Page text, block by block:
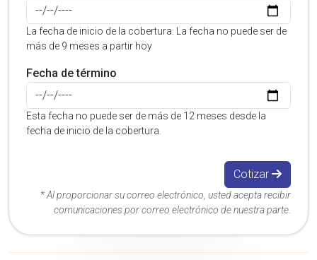
La fecha de inicio de la cobertura. La fecha no puede ser de
más de 9 meses a partir hoy
Fecha de término
Esta fecha no puede ser de más de 12 meses desde la
fecha de inicio de la cobertura.
Cotizar
* Al proporcionar su correo electrónico, usted acepta recibir
comunicaciones por correo electrónico de nuestra parte.